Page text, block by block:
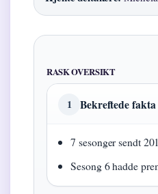
RASK OVERSIKT
1 Bekreftede fakta
7 sesonger sendt
Sesong 6 hadde